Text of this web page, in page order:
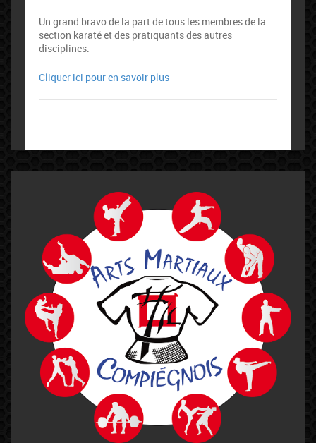
Un grand bravo de la part de tous les membres de la
section karaté et des pratiquants des autres
disciplines.
Cliquer ici pour en savoir plus